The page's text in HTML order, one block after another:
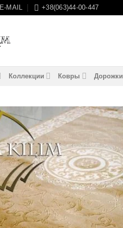
E-MAIL +38(063)44-00-447
Коллекции Ковры Дорожки